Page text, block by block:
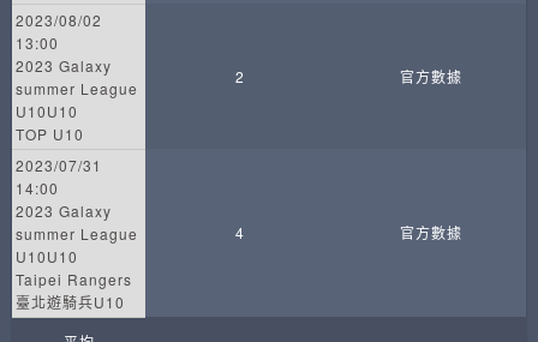
2023/08/02
13:00
2023 Galaxy
summer League
U10U10
TOP U10
2 官方數據
2023/07/31
14:00
2023 Galaxy
summer League
U10U10
Taipei Rangers
臺北遊騎兵U10
4 官方數據